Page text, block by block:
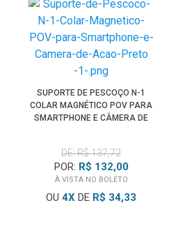
SUPORTE DE PESCOÇO N-1
COLAR MAGNÉTICO POV PARA
SMARTPHONE E CÂMERA DE
DE: R$ 137,72
POR: R$ 132,00
À VISTA NO BOLETO
OU 4X DE R$ 34,33